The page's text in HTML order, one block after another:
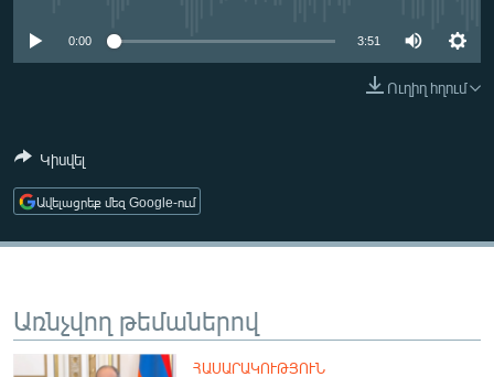
ՄԻՋԱԶԳԱՅԻՆ
ՄԵԿՆԱԲԱՆՈՒԹՅՈՒՆ
ՏՏ ԵՒ ԻՆՏԵՐՆԵՏ
ՏԵՍԱՆՅՈՒԹԵՐ
0:00 3:51
Ուղիղ հղում
Կիսվել
Ավելացրեք մեզ Google-ում
Առնչվող թեմաներով
ՀԱՍԱՐԱԿՈՒԹՅՈՒՆ